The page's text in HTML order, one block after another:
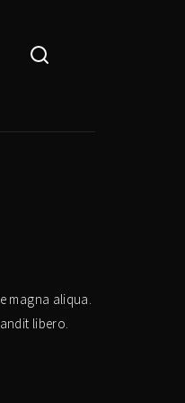
magna aliqua.
libero.